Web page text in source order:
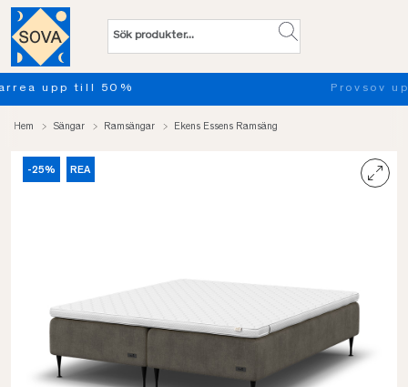
Provsov upp till 100 nätter. Läs mer
Hem Sängar Ramsängar Ekens Essens Ramsäng
-25% REA